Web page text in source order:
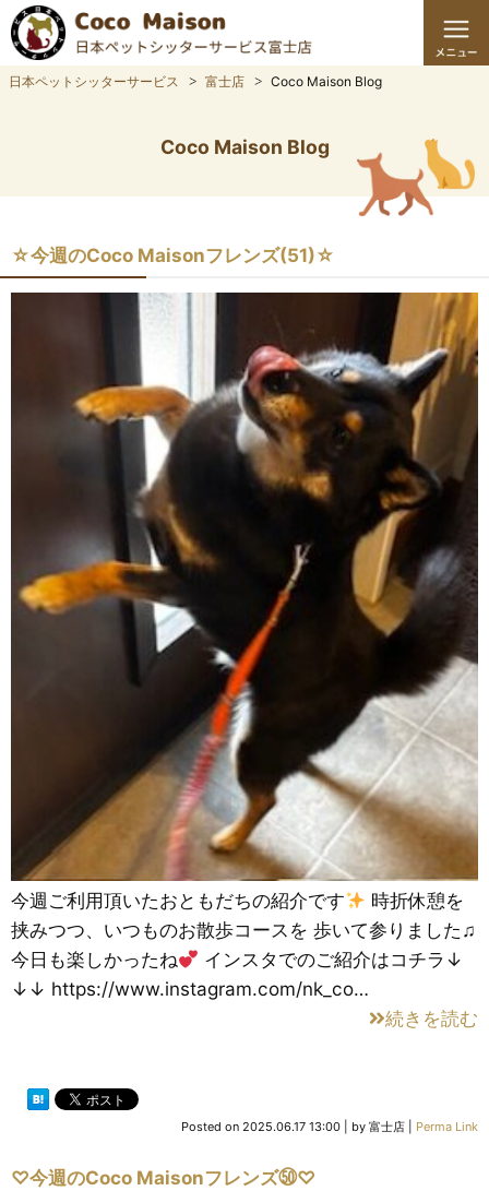
日本ペットシッターサービス 富士店 Coco Maison Blog
Coco Maison Blog
☆今週のCoco Maisonフレンズ(51)☆
今週ご利用頂いたおともだちの紹介です
時折休憩を
挟みつつ、いつものお散歩コースを 歩いて参りました♫
今日も楽しかったね
インスタでのご紹介はコチラ↓
↓↓ https://www.instagram.com/nk_co…
続きを読む
Posted on 2025.06.17 13:00 by 富士店 Perma Link
♡今週のCoco Maisonフレンズ㊿♡